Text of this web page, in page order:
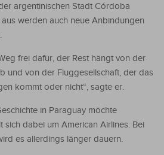
argentinischen Stadt Córdoba
werden auch neue Anbindungen
frei dafür, der Rest hängt von der
und von der Fluggesellschaft, der das
kommt oder nicht“, sagte er.
in Paraguay möchte
sich dabei um American Airlines. Bei
es allerdings länger dauern.